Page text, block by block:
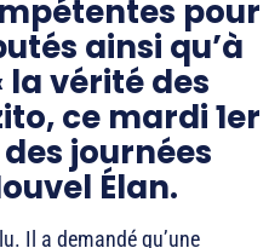
pour
ainsi qu’à
la vérité des
ce mardi 1er
journées
Élan.
Il a demandé qu’une